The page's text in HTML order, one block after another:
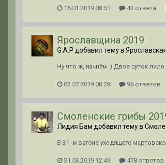
16.01.2019 08:51 43 ответа
Ярославщина 2019
G.A.P добавил тему в
Ну что ж, начнём :) Двое суток
02.07.2019 08:28 96 ответов
Смоленские грибы
Лидия Бам добавил тему в
В 31 -м вагоне уходящего
31.03.2019 12:49 478 ответов